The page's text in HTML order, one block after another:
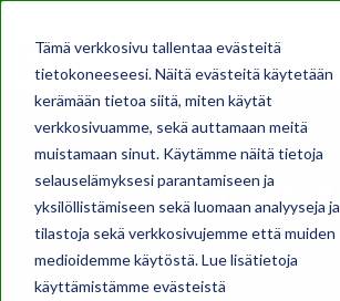
Tämä verkkosivu tallentaa evästeitä
tietokoneeseesi. Näitä evästeitä käytetään
kerämään tietoa siitä, miten käytät
verkkosivuamme, sekä auttamaan meitä
muistamaan sinut. Käytämme näitä tietoja
selauselämyksesi parantamiseen ja
yksilöllistämiseen sekä luomaan analyyseja ja
tilastoja sekä verkkosivujemme että muiden
medioidemme käytöstä. Lue lisätietoja
käyttämistämme evästeistä
Ledvance